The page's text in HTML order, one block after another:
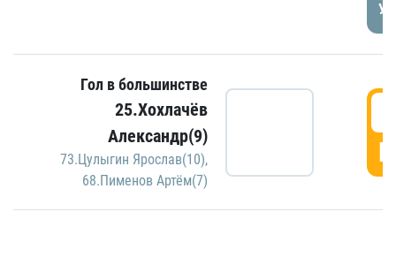
Гол в большинстве
25.Хохлачёв
Александр(9)
73.Цулыгин Ярослав(10),
68.Пименов Артём(7)